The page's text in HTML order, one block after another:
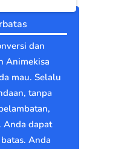
dan
Animekisa
mau. Selalu
tanpa
Anda dapat
Anda